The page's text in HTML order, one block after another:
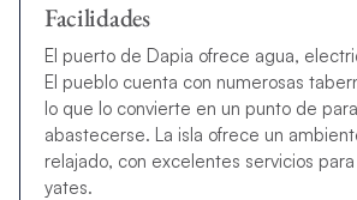
Facilidades
El puerto de Dapia ofrece agua,
El pueblo cuenta con numerosas
lo que lo convierte en un punto de
abastecerse. La isla ofrece un
relajado, con excelentes servicios
yates.